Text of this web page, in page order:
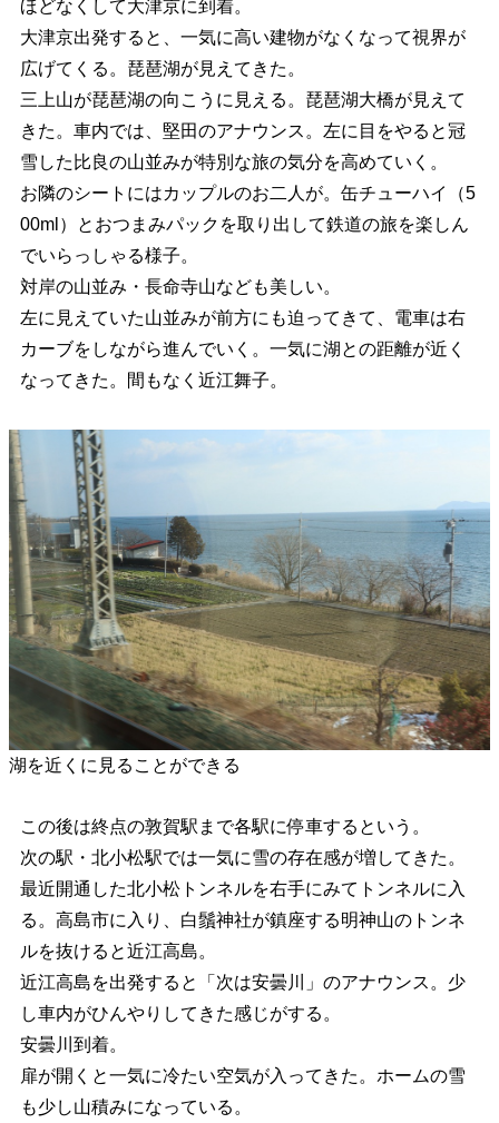
ほどなくして大津京に到着。
大津京出発すると、一気に高い建物がなくなって視界が
広げてくる。琵琶湖が見えてきた。
三上山が琵琶湖の向こうに見える。琵琶湖大橋が見えて
きた。車内では、堅田のアナウンス。左に目をやると冠
雪した比良の山並みが特別な旅の気分を高めていく。
お隣のシートにはカップルのお二人が。缶チューハイ（5
00ml）とおつまみパックを取り出して鉄道の旅を楽しん
でいらっしゃる様子。
対岸の山並み・長命寺山なども美しい。
左に見えていた山並みが前方にも迫ってきて、電車は右
カーブをしながら進んでいく。一気に湖との距離が近く
なってきた。間もなく近江舞子。
湖を近くに見ることができる
この後は終点の敦賀駅まで各駅に停車するという。
次の駅・北小松駅では一気に雪の存在感が増してきた。
最近開通した北小松トンネルを右手にみてトンネルに入
る。高島市に入り、白鬚神社が鎮座する明神山のトンネ
ルを抜けると近江高島。
近江高島を出発すると「次は安曇川」のアナウンス。少
し車内がひんやりしてきた感じがする。
安曇川到着。
扉が開くと一気に冷たい空気が入ってきた。ホームの雪
も少し山積みになっている。